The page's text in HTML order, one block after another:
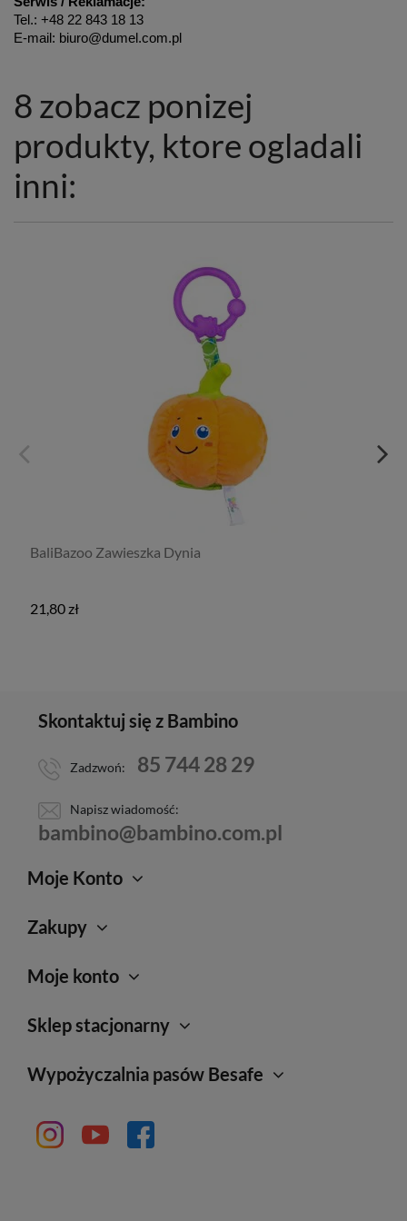
Tel.: +48 22 843 18 13
E-mail: biuro@dumel.com.pl
8 zobacz ponizej
produkty, ktore ogladali
inni:
BaliBazoo Zawieszka Dynia
21,80 zł
Skontaktuj się z Bambino
Zadzwoń: 85 744 28 29
Napisz wiadomość:
bambino@bambino.com.pl
Moje Konto
Zakupy
Moje konto
Sklep stacjonarny
Wypożyczalnia pasów Besafe